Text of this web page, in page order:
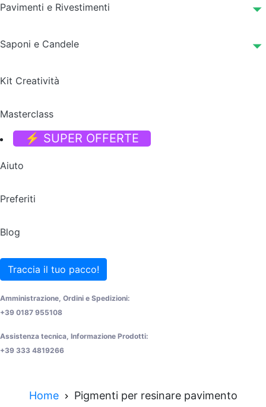
Pavimenti e Rivestimenti
Saponi e Candele
Kit Creatività
Masterclass
⚡ SUPER OFFERTE
Aiuto
Preferiti
Blog
Traccia il tuo pacco!
Amministrazione, Ordini e Spedizioni:
+39 0187 955108
Assistenza tecnica, Informazione Prodotti:
+39 333 4819266
Home Pigmenti per resinare pavimento